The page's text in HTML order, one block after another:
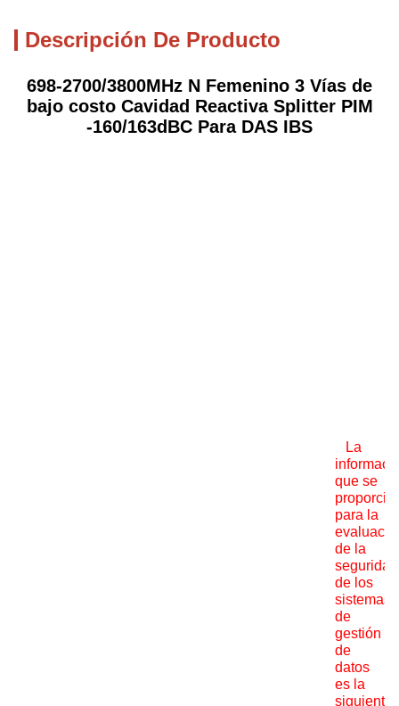
Descripción De Producto
698-2700/3800MHz N Femenino 3 Vías de
bajo costo Cavidad Reactiva Splitter PIM
-160/163dBC Para DAS IBS
La
que se
para la
de la
seguridad
de los
sistemas
de
gestión
de
datos
es la
siguiente: